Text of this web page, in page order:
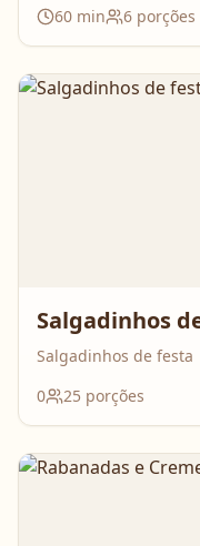
60 min 6 porções
Salgadinhos
Salgadinhos de festa
0
25 porções